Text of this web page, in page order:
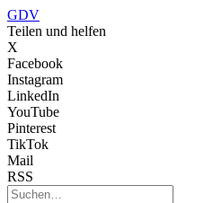
GDV
Teilen und helfen
X
Facebook
Instagram
LinkedIn
YouTube
Pinterest
TikTok
Mail
RSS